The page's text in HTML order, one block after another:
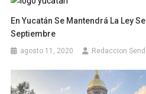
En Yucatán Se Mantendrá La Ley
Septiembre
agosto 11, 2020 Redaccion